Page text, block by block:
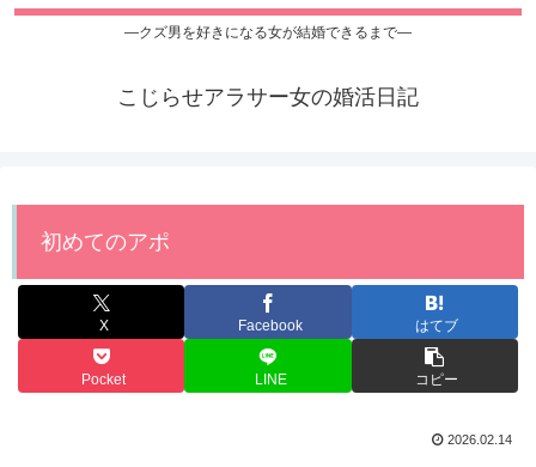
―クズ男を好きになる女が結婚できるまで―
こじらせアラサー女の婚活日記
初めてのアポ
X Facebook はてブ
Pocket LINE コピー
2026.02.14